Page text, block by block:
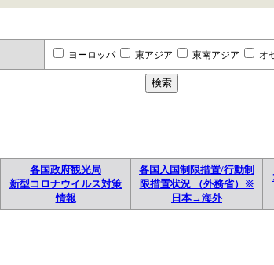
ヨーロッパ 東アジア 東南アジア オ
各国政府観光局
新型コロナウイルス対策
情報
各国入国制限措置/行動制
限措置状況 （外務省）※
日本→海外